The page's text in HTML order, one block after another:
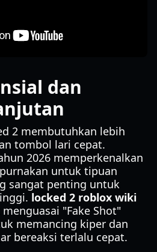
dan
2 membutuhkan lebih
tombol lari cepat.
2026 memperkenalkan
untuk tipuan
sangat penting untuk
locked 2 roblox wiki
"Fake Shot"
memancing kiper dan
bereaksi terlalu cepat.